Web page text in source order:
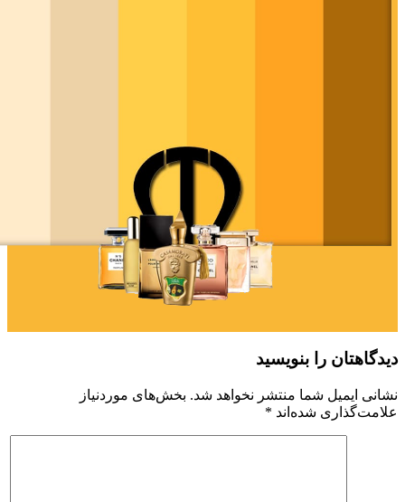
دیدگاهتان را بنویسید
نشانی ایمیل شما منتشر نخواهد شد. بخش‌های موردنیاز
علامت‌گذاری شده‌اند *